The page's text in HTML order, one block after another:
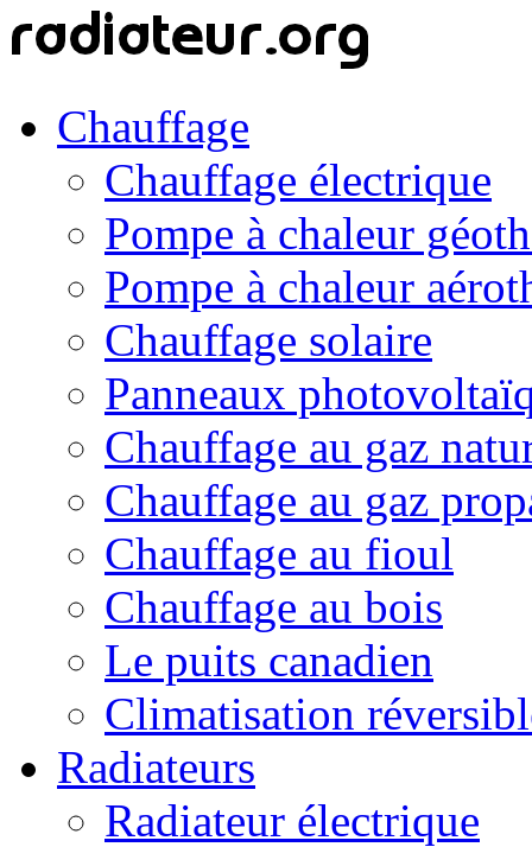
Chauffage
Chauffage électrique
Pompe à chaleur
Pompe à chaleur
Chauffage solaire
Panneaux
Chauffage au gaz
Chauffage au gaz
Chauffage au fioul
Chauffage au bois
Le puits canadien
Climatisation
Radiateurs
Radiateur électrique